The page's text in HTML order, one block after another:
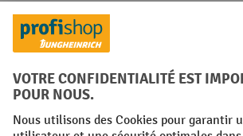
Langues
FR NL
Conditions générales Mentions